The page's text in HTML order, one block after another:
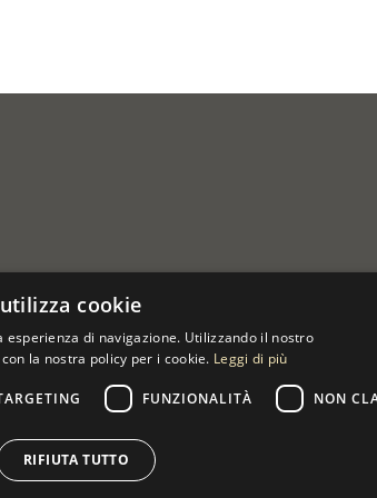
cookie
di navigazione. Utilizzando il nostro
la nostra policy per i cookie. Leggi di più
FUNZIONALITÀ NON
RIFIUTA TUTTO